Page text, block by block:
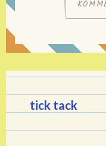
tick tack